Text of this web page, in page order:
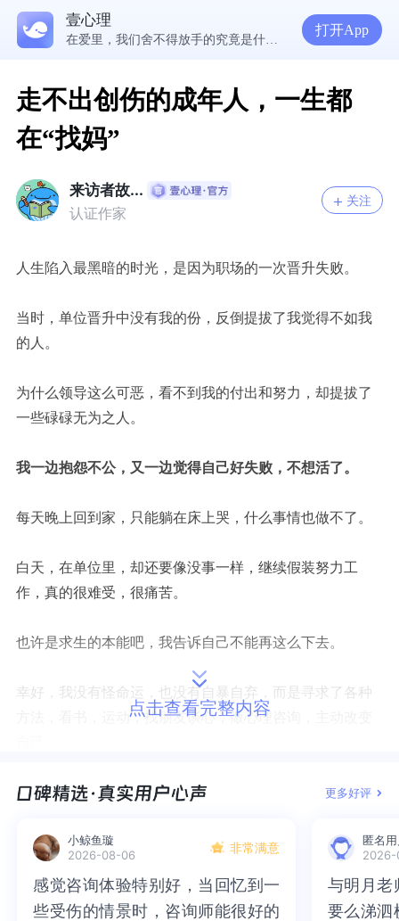
壹心理
5300万人在这里获得专业心理帮助
打开App
走不出创伤的成年人，一生都
在“找妈”
来访者故...
认证作家
关注
人生陷入最黑暗的时光，是因为职场的一次晋升失败。
当时，单位晋升中没有我的份，反倒提拔了我觉得不如我
的人。
为什么领导这么可恶，看不到我的付出和努力，却提拔了
一些碌碌无为之人。
我一边抱怨不公，又一边觉得自己好失败，不想活了。
每天晚上回到家，只能躺在床上哭，什么事情也做不了。
白天，在单位里，却还要像没事一样，继续假装努力工
作，真的很难受，很痛苦。
也许是求生的本能吧，我告诉自己不能再这么下去。
幸好，我没有怪命运，也没有自暴自弃，而是寻求了各种
方法，看书，运动，找朋友谈心，做心理咨询，主动改变
如果你也曾受过伤，经历过挫折，那么请耐心看完这篇文
希望我的故事，可以给你帮助。从此继续大胆往前走，就
像不曾受伤那样。
点击查看完整内容
更多好评
小鲸鱼璇
2026-08-06
非常满意
感觉咨询体验特别好，当回忆到一
些受伤的情景时，咨询师能很好的
感觉咨询体验特别好，当回忆到一
些受伤的情景时，咨询师能很好的
匿名
2026-
与明月老
要么涕泗
与明月老
要么涕泗